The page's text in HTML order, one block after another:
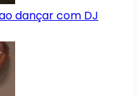
dançar com DJ